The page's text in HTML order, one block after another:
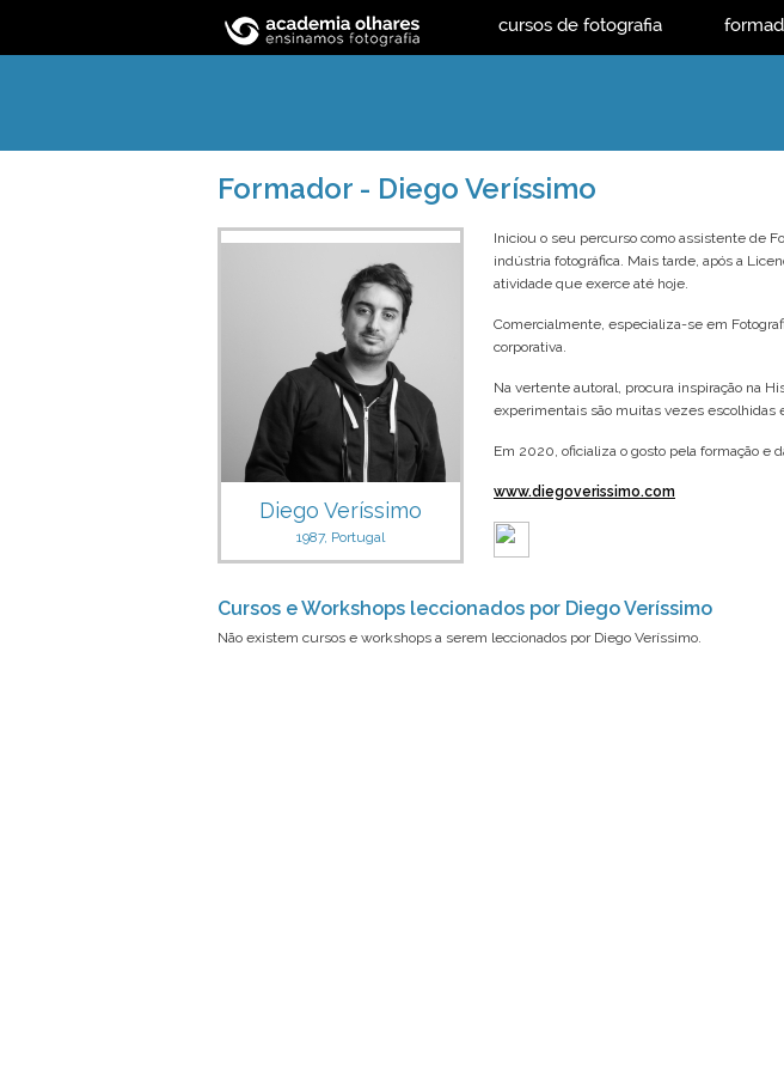
cursos de fotografia
Formador - Diego Veríssimo
Diego Veríssimo
1987, Portugal
Iniciou o seu percurso como assistente de
indústria fotográfica. Mais tarde, após a
atividade que exerce até hoje.
Comercialmente, especializa-se em
corporativa.
Na vertente autoral, procura inspiração na
experimentais são muitas vezes escolhidas
Em 2020, oficializa o gosto pela formação e
www.diegoverissimo.com
Cursos e Workshops leccionados por Diego Veríssimo
Não existem cursos e workshops a serem leccionados por Diego Veríssimo.